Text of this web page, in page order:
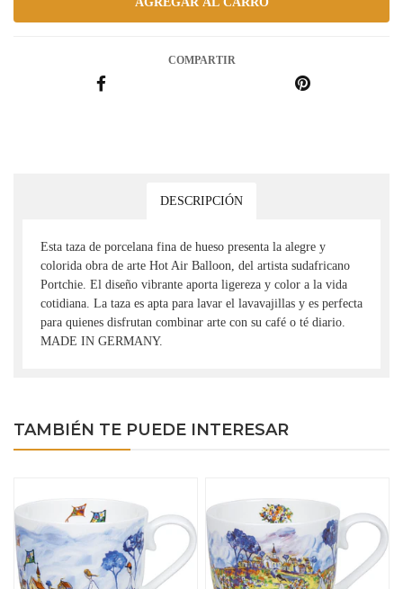
COMPARTIR
DESCRIPCIÓN
Esta taza de porcelana fina de hueso presenta la alegre y
colorida obra de arte Hot Air Balloon, del artista sudafricano
Portchie. El diseño vibrante aporta ligereza y color a la vida
cotidiana. La taza es apta para lavar el lavavajillas y es perfecta
para quienes disfrutan combinar arte con su café o té diario.
MADE IN GERMANY.
TAMBIÉN TE PUEDE INTERESAR